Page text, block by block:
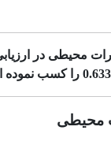
محیطی در ارزیابی
محیطی